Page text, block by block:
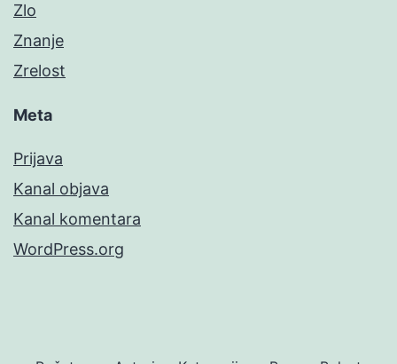
Zlo
Znanje
Zrelost
Meta
Prijava
Kanal objava
Kanal komentara
WordPress.org